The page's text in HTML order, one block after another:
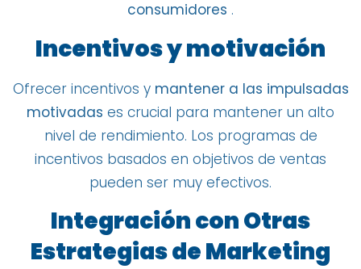
consumidores .
Incentivos y motivación
Ofrecer incentivos y mantener a las impulsadas
motivadas es crucial para mantener un alto
nivel de rendimiento. Los programas de
incentivos basados ​​en objetivos de ventas
pueden ser muy efectivos.
Integración con Otras
Estrategias de Marketing